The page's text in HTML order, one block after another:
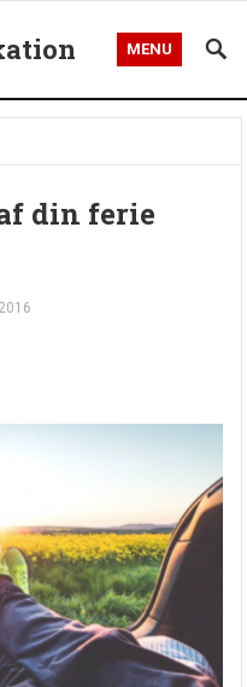
MENU
din ferie